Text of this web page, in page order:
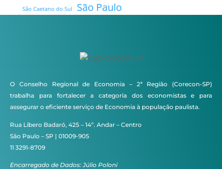
São Caetano do Sul
São Paulo
O Conselho Regional de Economia – 2ª Região (Corecon-SP)
trabalha para fortalecer a categoria dos economistas e para
assegurar o eficiente serviço de Economia à população paulista.
Rua Líbero Badaró, 425 – 14º. Andar – Centro
São Paulo – SP | 01009-905
11 3291-8709
Encarregado de Dados: Júlio Poloni